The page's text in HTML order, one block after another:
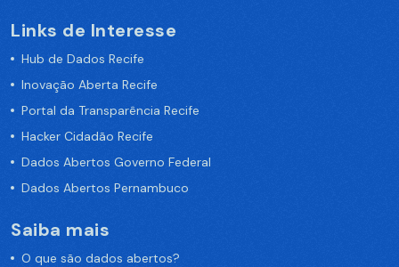
Links de Interesse
Hub de Dados Recife
Inovação Aberta Recife
Portal da Transparência Recife
Hacker Cidadão Recife
Dados Abertos Governo Federal
Dados Abertos Pernambuco
Saiba mais
O que são dados abertos?